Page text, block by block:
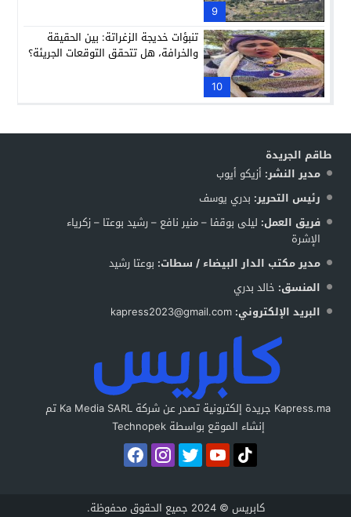
9
10
تنبؤات خديجة الزغراتة: بين الحقيقة
والخرافة، هل تتحقق التوقعات الجريئة؟
طاقم الجريدة
مدير النشر: أزيكو أيوب
رئيس التحرير: بدري يوسف
فريق العمل: ليلى بوقفا – منير نافع – رشيد بوعتا – زكرياء
الإشرة
مدير مكتب الدار البيضاء / سطات: بوعتا رشيد
المنسق: خالد بدري
البريد الإلكتروني: kapress2023@gmail.com
Kapress.ma جريدة إلكترونية تصدر عن شركة Ka Media SARL تم
إنشاء الموقع بواسطة Technopek
كابريس © 2024 جميع الحقوق محفوظة.